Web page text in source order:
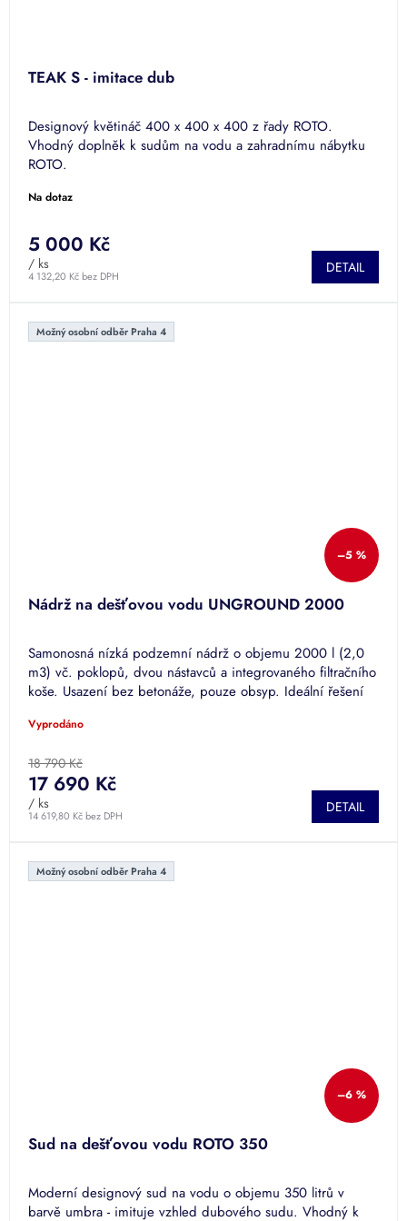
TEAK S - imitace dub
Designový květináč 400 x 400 x 400 z řady ROTO.
Vhodný doplněk k sudům na vodu a zahradnímu nábytku
ROTO.
Na dotaz
4 132,20 Kč bez DPH
5 000 Kč
/ ks DETAIL
Možný osobní odběr Praha 4
–5 %
Nádrž na dešťovou vodu UNGROUND 2000
Samonosná nízká podzemní nádrž o objemu 2000 l (2,0
m3) vč. poklopů, dvou nástavců a integrovaného filtračního
koše. Usazení bez betonáže, pouze obsyp. Ideální řešení
Vyprodáno
18 790 Kč
14 619,80 Kč bez DPH
17 690 Kč
/ ks DETAIL
Možný osobní odběr Praha 4
–6 %
Sud na dešťovou vodu ROTO 350
Moderní designový sud na vodu o objemu 350 litrů v
barvě umbra - imituje vzhled dubového sudu. Vhodný k